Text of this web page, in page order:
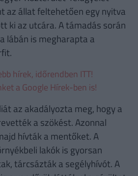
az állat feltehetően egy nyitva
ki az utcára. A támadás során
lábán is megharapta a
hírek, időrendben ITT!
a Google Hírek-ben is!
az akadályozta meg, hogy a
a szökést. Azonnal
hívták a mentőket. A
lakók is gyorsan
tárcsázták a segélyhívót. A